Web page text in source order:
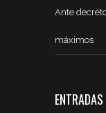
Ante
máximos